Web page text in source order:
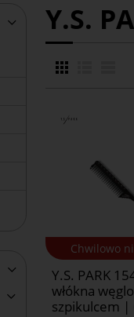
Y.S.
Chwilowo
Y.S. PARK
włókna
szpikulcem |